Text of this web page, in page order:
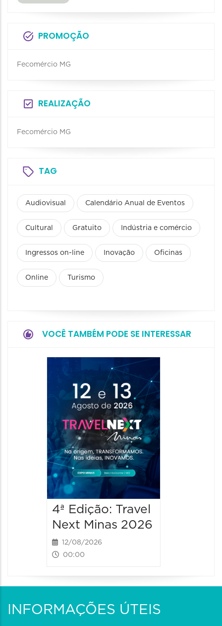
PROMOÇÃO
Fecomércio MG
REALIZAÇÃO
Fecomércio MG
TAG
Audiovisual Calendário Anual de Eventos
Cultural Gratuito Indústria e comércio
Ingressos on-line Inovação Oficinas
Online Turismo
VOCÊ TAMBÉM PODE SE INTERESSAR
4ª Edição: Travel
Next Minas 2026
12/08/2026
00:00
INFORMAÇÕES ÚTEIS